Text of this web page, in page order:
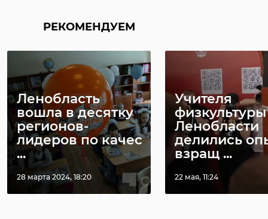
РЕКОМЕНДУЕМ
Ленобласть
вошла в десятку
регионов-
лидеров по качес
...
28 марта 2024, 18:20
Учителя
физкультуры
Ленобласти
делились
взращ ...
22 мая, 11:24
Погода на 16
пятницу ждут
мороз до -17
15 декабря 2022, 18:18
Ленобласти
01 января 2023, 12:20